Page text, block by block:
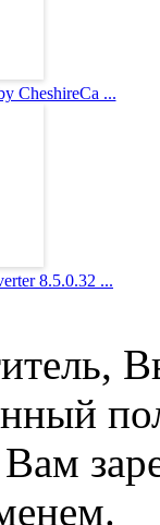
CheshireCa ...
8.5.0.32 ...